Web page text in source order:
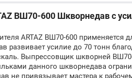
ВШ70-600 Шкворнедав с
ARTAZ ВШ70-600
развивает усилие до 70 тонн
Выпрессовщик шкворней
данного шкворнедава
не привязывает мастера к